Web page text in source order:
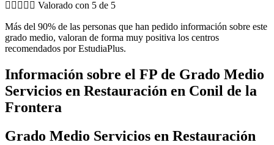
     Valorado con 5 de 5
Más del 90% de las personas que han pedido información sobre este
grado medio, valoran de forma muy positiva los centros
recomendados por EstudiaPlus.
Información sobre el FP de Grado Medio
Servicios en Restauración en Conil de la
Frontera
Grado Medio Servicios en Restauración